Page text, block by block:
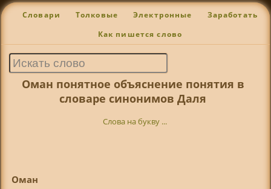
Словари Толковые Электронные Заработать
Как пишется слово
Оман понятное объяснение понятия в
словаре синонимов Даля
Слова на букву ...
Оман